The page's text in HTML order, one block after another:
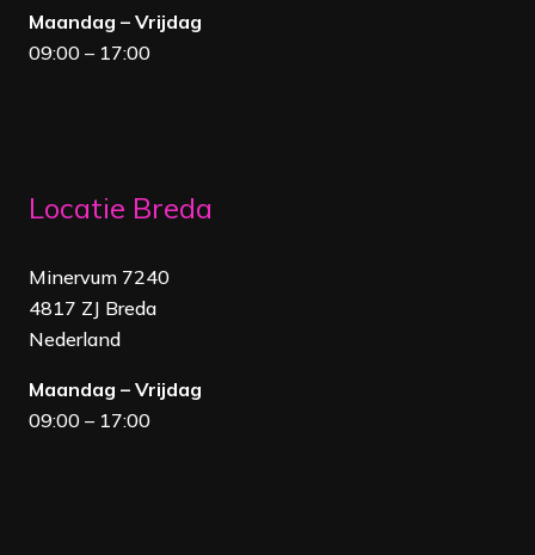
Maandag – Vrijdag
09:00 – 17:00
Locatie Breda
Minervum 7240
4817 ZJ Breda
Nederland
Maandag – Vrijdag
09:00 – 17:00